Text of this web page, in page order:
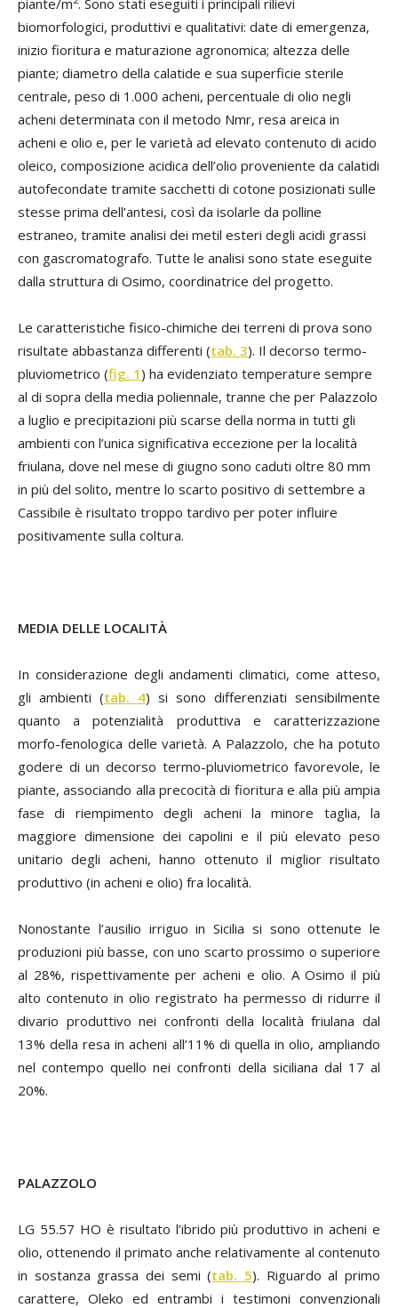
biomorfologici, produttivi e qualitativi: date di emergenza,
inizio fioritura e maturazione agronomica; altezza delle
piante; diametro della calatide e sua superficie sterile
centrale, peso di 1.000 acheni, percentuale di olio negli
acheni determinata con il metodo Nmr, resa areica in
acheni e olio e, per le varietà ad elevato contenuto di acido
oleico, composizione acidica dell’olio proveniente da calatidi
autofecondate tramite sacchetti di cotone posizionati sulle
stesse prima dell’antesi, così da isolarle da polline
estraneo, tramite analisi dei metil esteri degli acidi grassi
con gascromatografo. Tutte le analisi sono state eseguite
dalla struttura di Osimo, coordinatrice del progetto.
Le caratteristiche fisico-chimiche dei terreni di prova sono
risultate abbastanza differenti (tab. 3). Il decorso termo-
pluviometrico (fig. 1) ha evidenziato temperature sempre
al di sopra della media poliennale, tranne che per Palazzolo
a luglio e precipitazioni più scarse della norma in tutti gli
ambienti con l’unica significativa eccezione per la località
friulana, dove nel mese di giugno sono caduti oltre 80 mm
in più del solito, mentre lo scarto positivo di settembre a
Cassibile è risultato troppo tardivo per poter influire
positivamente sulla coltura.
MEDIA DELLE LOCALITÀ
In considerazione degli andamenti climatici, come atteso,
gli ambienti (tab. 4) si sono differenziati sensibilmente
quanto a potenzialità produttiva e caratterizzazione
morfo-fenologica delle varietà. A Palazzolo, che ha potuto
godere di un decorso termo-pluviometrico favorevole, le
piante, associando alla precocità di fioritura e alla più ampia
fase di riempimento degli acheni la minore taglia, la
maggiore dimensione dei capolini e il più elevato peso
unitario degli acheni, hanno ottenuto il miglior risultato
produttivo (in acheni e olio) fra località.
Nonostante l’ausilio irriguo in Sicilia si sono ottenute le
produzioni più basse, con uno scarto prossimo o superiore
al 28%, rispettivamente per acheni e olio. A Osimo il più
alto contenuto in olio registrato ha permesso di ridurre il
divario produttivo nei confronti della località friulana dal
13% della resa in acheni all’11% di quella in olio, ampliando
nel contempo quello nei confronti della siciliana dal 17 al
20%.
PALAZZOLO
LG 55.57 HO è risultato l’ibrido più produttivo in acheni e
olio, ottenendo il primato anche relativamente al contenuto
in sostanza grassa dei semi (tab. 5). Riguardo al primo
carattere, Oleko ed entrambi i testimoni convenzionali